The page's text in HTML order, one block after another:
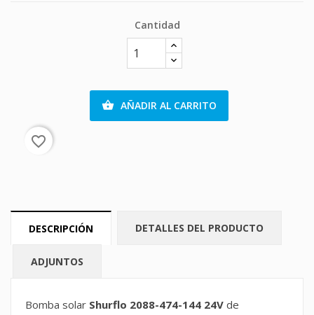
Cantidad
 AÑADIR AL CARRITO
favorite_border
DESCRIPCIÓN DETALLES DEL PRODUCTO
ADJUNTOS
Bomba solar Shurflo 2088-474-144 24V de